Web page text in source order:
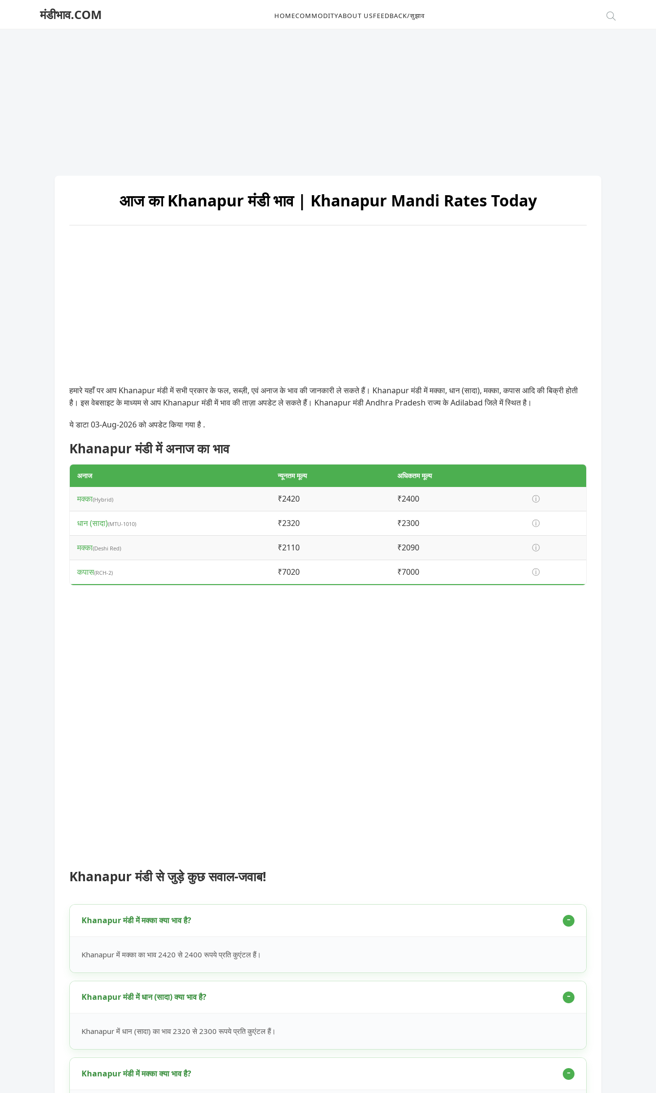
मंडीभाव.COM HOMECOMMODITYABOUT USFEEDBACK/सुझाव
आज का Khanapur मंडी भाव | Khanapur Mandi Rates Today
हमारे यहाँ पर आप Khanapur मंडी में सभी प्रकार के फल, सब्ज़ी, एवं अनाज के भाव की जानकारी ले सकते हैं। Khanapur मंडी में मक्का, धान (सादा), मक्का, कपास आदि की बिक्री होती
है। इस वेबसाइट के माध्यम से आप Khanapur मंडी में भाव की ताज़ा अपडेट ले सकते हैं। Khanapur मंडी Andhra Pradesh राज्य के Adilabad जिले में स्थित है।
ये डाटा 03-Aug-2026 को अपडेट किया गया है .
Khanapur मंडी में अनाज का भाव
अनाज न्यूनतम मूल्य अधिकतम मूल्य
मक्का(Hybrid) ₹2420 ₹2400 ⓘ
धान (सादा)(MTU-1010) ₹2320 ₹2300 ⓘ
मक्का(Deshi Red) ₹2110 ₹2090 ⓘ
कपास(RCH-2) ₹7020 ₹7000 ⓘ
Khanapur मंडी से जुड़े कुछ सवाल-जवाब!
Khanapur मंडी में मक्का क्या भाव है?
Khanapur में मक्का का भाव 2420 से 2400 रूपये प्रति कुएंटल हैं।
Khanapur मंडी में धान (सादा) क्या भाव है?
Khanapur में धान (सादा) का भाव 2320 से 2300 रूपये प्रति कुएंटल हैं।
Khanapur मंडी में मक्का क्या भाव है?